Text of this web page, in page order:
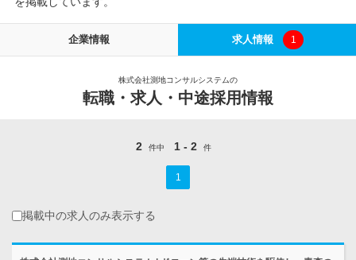
企業情報 求人情報 1
株式会社測地コンサルシステムの
転職・求人・中途採用情報
2 件中 1 - 2 件
1
掲載中の求人のみ表示する